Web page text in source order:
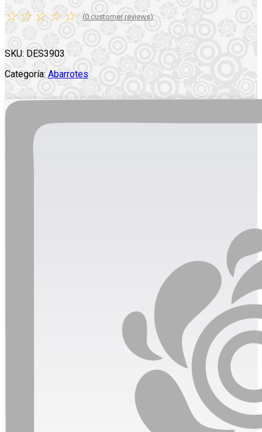
☆ ☆ ☆ ☆ ☆ (0 customer reviews)
SKU: DES3903
Categoría: Abarrotes